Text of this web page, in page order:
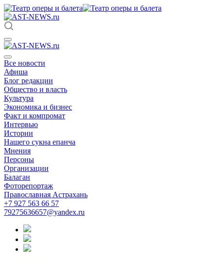
Все новости
Афиша
Блог редакции
Общество и власть
Культура
Экономика и бизнес
Факт и компромат
Интервью
Истории
Нашего сукна епанча
Мнения
Персоны
Организации
Балаган
Фоторепортаж
Православная Астрахань
+7 927 563 66 57
79275636657@yandex.ru